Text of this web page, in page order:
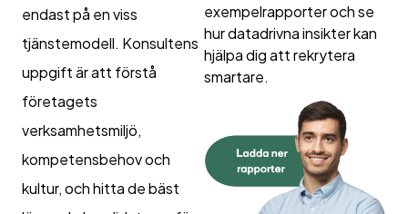
endast på en viss
tjänstemodell. Konsultens
uppgift är att förstå
företagets
verksamhetsmiljö,
kompetensbehov och
kultur, och hitta de bäst
exempelrapporter och se
hur datadrivna insikter kan
hjälpa dig att rekrytera
smartare.